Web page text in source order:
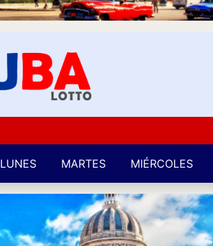
LUNES MARTES MIÉRCOLES